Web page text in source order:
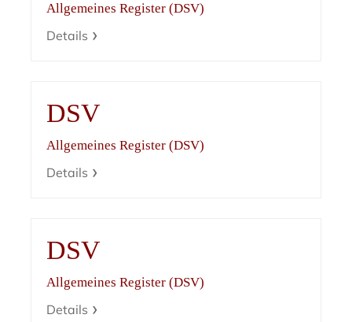
Allgemeines Register (DSV)
Details
DSV
Allgemeines Register (DSV)
Details
DSV
Allgemeines Register (DSV)
Details